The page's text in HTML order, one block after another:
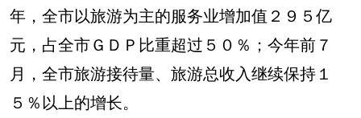
年，全市以旅游为主的服务业增加值２９５亿
元，占全市ＧＤＰ比重超过５０％；今年前７
月，全市旅游接待量、旅游总收入继续保持１
５％以上的增长。